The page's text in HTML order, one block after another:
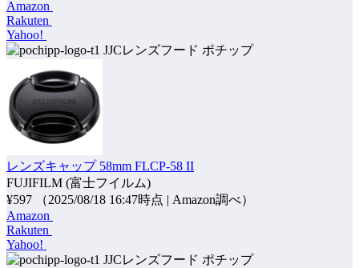
Amazon
Rakuten
Yahoo!
ポチップ
レンズキャップ 58mm FLCP-58 II
FUJIFILM (富士フイルム)
¥597
（2025/08/18 16:47時点 | Amazon調べ）
Amazon
Rakuten
Yahoo!
ポチップ